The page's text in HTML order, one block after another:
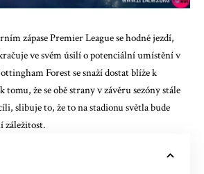
zápase Premier League se hodně jezdí,
ve svém úsilí o potenciální umístění v
Forest se snaží dostat blíže k
tomu, že se obě strany v závěru sezóny stále
slibuje to, že to na stadionu světla bude
záležitost.